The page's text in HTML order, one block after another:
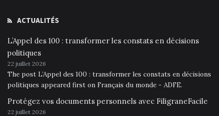
ACTUALITÉS
L’Appel des 100 : transformer les constats en décisions
politiques
22 juillet 2026
The post L’Appel des 100 : transformer les constats en décisions
politiques appeared first on Français du monde - ADFE.
Protégez vos documents personnels avec FiligraneFacile
22 juillet 2026